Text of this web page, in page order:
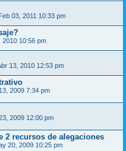
03, 2011 10:33 pm
2010 10:56 pm
13, 2010 12:53 pm
2009 7:34 pm
2009 12:00 pm
2 recursos de alegaciones
20, 2009 10:25 pm